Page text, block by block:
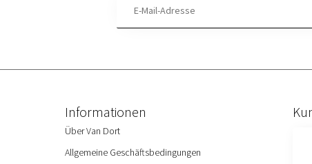
Informationen
Über Van Dort
Allgemeine Geschäftsbedingungen